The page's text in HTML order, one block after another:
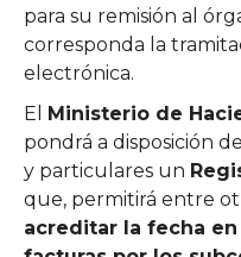
para su remisión al
corresponda la
electrónica.
El Ministerio de
pondrá a disposición
y particulares un
que, permitirá entre
acreditar la fecha